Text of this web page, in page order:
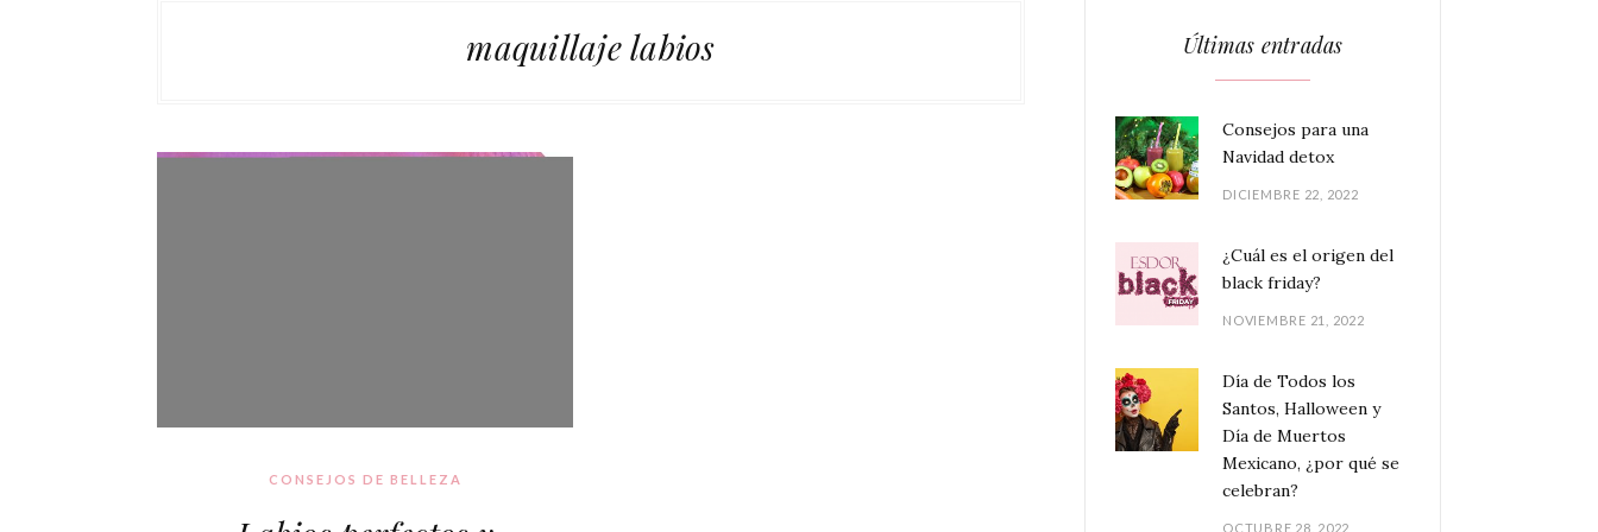
maquillaje labios
CONSEJOS DE BELLEZA
Últimas entradas
Consejos para una
Navidad detox
DICIEMBRE 22, 2022
¿Cuál es el origen del
black friday?
NOVIEMBRE 21, 2022
Día de Todos los
Santos, Halloween y
Día de Muertos
Mexicano, ¿por qué se
celebran?
OCTUBRE 28, 2022